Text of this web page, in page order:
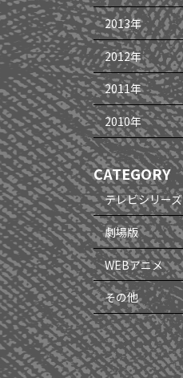
2013年
2012年
2011年
2010年
CATEGORY
テレビシリーズ
劇場版
WEBアニメ
その他